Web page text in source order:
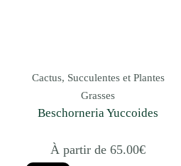
Cactus, Succulentes et Plantes
Grasses
Beschorneria Yuccoides
À partir de 65.00€